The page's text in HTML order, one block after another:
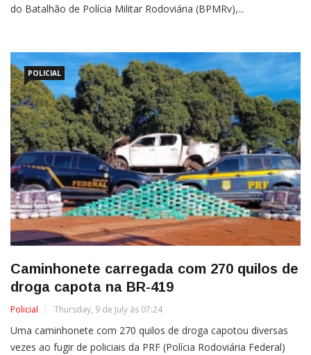
do Batalhão de Polícia Militar Rodoviária (BPMRv),...
POLICIAL
Caminhonete carregada com 270 quilos de
droga capota na BR-419
Policial Thursday, 9 de July às 07:24
Uma caminhonete com 270 quilos de droga capotou diversas
vezes ao fugir de policiais da PRF (Polícia Rodoviária Federal)